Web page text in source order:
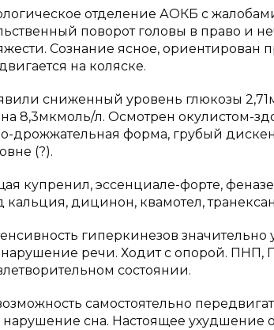
отделение АОКБ с
поворот головы в право и
Сознание ясное, ориентирован
на коляске.
сниженный уровень глюкозы
л. Осмотрен окулистом-
дрожжательная форма, грубый
(?).
купренил, эссенциале-форте,
дицинон, квамотел,
гиперкинезов значительно
нарушение речи. Ходит с опорой. ПНП,
состоянии.
самостоятельно
сна. Настоящее ухудшение